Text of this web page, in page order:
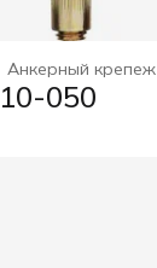
Анкерный крепеж
050